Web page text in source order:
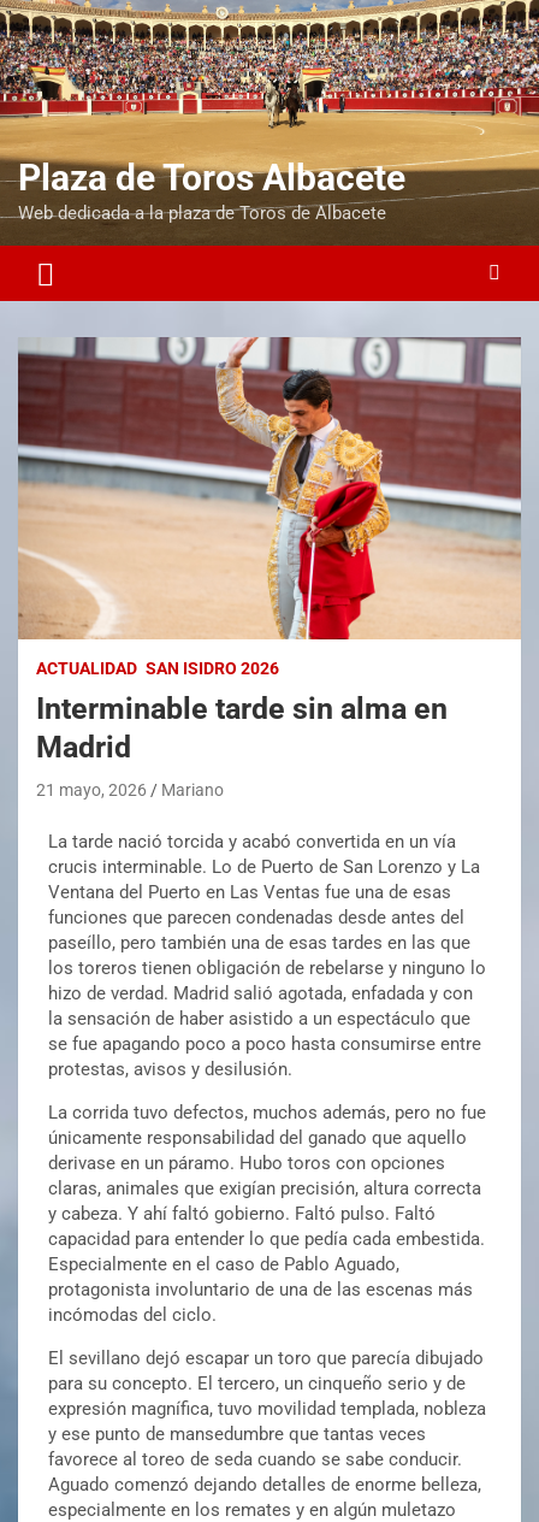
Plaza de Toros Albacete
Web dedicada a la plaza de Toros de Albacete
ACTUALIDAD SAN ISIDRO 2026
Interminable tarde sin alma en
Madrid
21 mayo, 2026 Mariano
La tarde nació torcida y acabó convertida en un vía
crucis interminable. Lo de Puerto de San Lorenzo y La
Ventana del Puerto en Las Ventas fue una de esas
funciones que parecen condenadas desde antes del
paseíllo, pero también una de esas tardes en las que
los toreros tienen obligación de rebelarse y ninguno lo
hizo de verdad. Madrid salió agotada, enfadada y con
la sensación de haber asistido a un espectáculo que
se fue apagando poco a poco hasta consumirse entre
protestas, avisos y desilusión.
La corrida tuvo defectos, muchos además, pero no fue
únicamente responsabilidad del ganado que aquello
derivase en un páramo. Hubo toros con opciones
claras, animales que exigían precisión, altura correcta
y cabeza. Y ahí faltó gobierno. Faltó pulso. Faltó
capacidad para entender lo que pedía cada embestida.
Especialmente en el caso de Pablo Aguado,
protagonista involuntario de una de las escenas más
incómodas del ciclo.
El sevillano dejó escapar un toro que parecía dibujado
para su concepto. El tercero, un cinqueño serio y de
expresión magnífica, tuvo movilidad templada, nobleza
y ese punto de mansedumbre que tantas veces
favorece al toreo de seda cuando se sabe conducir.
Aguado comenzó dejando detalles de enorme belleza,
especialmente en los remates y en algún muletazo